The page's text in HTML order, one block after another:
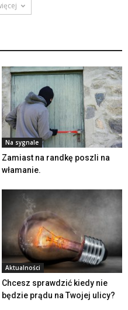
Na sygnale
Zamiast na randkę poszli na
włamanie.
Aktualności
Chcesz sprawdzić kiedy nie
będzie prądu na Twojej ulicy?